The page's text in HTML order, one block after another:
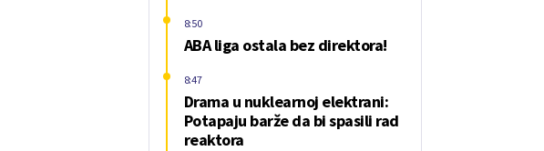
ABA liga ostala bez direktora!
8:50
Drama u nuklearnoj elektrani:
Potapaju barže da bi spasili rad
reaktora
8:47